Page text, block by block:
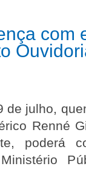
com
de julho,
Renné
poderá